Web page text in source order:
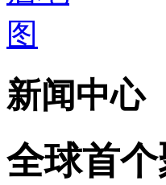
新闻中心
全球首